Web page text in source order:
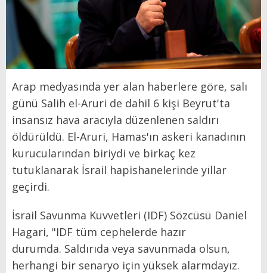
Arap medyasında yer alan haberlere göre, salı
günü Salih el-Aruri de dahil 6 kişi Beyrut'ta
insansız hava aracıyla düzenlenen saldırı
öldürüldü. El-Aruri, Hamas'ın askeri kanadının
kurucularından biriydi ve birkaç kez
tutuklanarak İsrail hapishanelerinde yıllar
geçirdi.
İsrail Savunma Kuvvetleri (IDF) Sözcüsü Daniel
Hagari, "IDF tüm cephelerde hazır
durumda. Saldırıda veya savunmada olsun,
herhangi bir senaryo için yüksek alarmdayız.